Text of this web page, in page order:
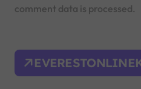
comment data is processed.